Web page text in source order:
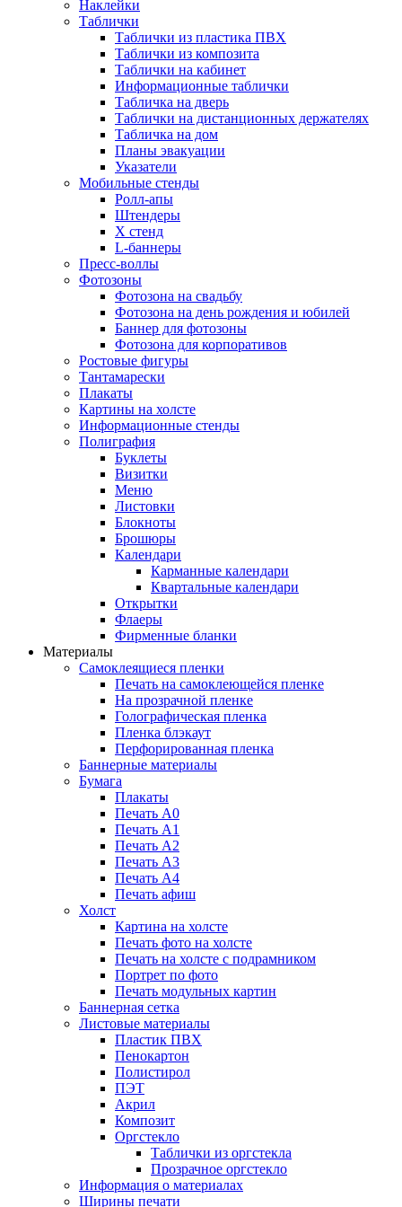
Наклейки
Таблички
Таблички из пластика ПВХ
Таблички из композита
Таблички на кабинет
Информационные таблички
Табличка на дверь
Таблички на дистанционных держателях
Табличка на дом
Планы эвакуации
Указатели
Мобильные стенды
Ролл-апы
Штендеры
Х стенд
L-баннеры
Пресс-воллы
Фотозоны
Фотозона на свадьбу
Фотозона на день рождения и юбилей
Баннер для фотозоны
Фотозона для корпоративов
Ростовые фигуры
Тантамарески
Плакаты
Картины на холсте
Информационные стенды
Полиграфия
Буклеты
Визитки
Меню
Листовки
Блокноты
Брошюры
Календари
Карманные календари
Квартальные календари
Открытки
Флаеры
Фирменные бланки
Материалы
Самоклеящиеся пленки
Печать на самоклеющейся пленке
На прозрачной пленке
Голографическая пленка
Пленка блэкаут
Перфорированная пленка
Баннерные материалы
Бумага
Плакаты
Печать А0
Печать А1
Печать А2
Печать А3
Печать А4
Печать афиш
Холст
Картина на холсте
Печать фото на холсте
Печать на холсте с подрамником
Портрет по фото
Печать модульных картин
Баннерная сетка
Листовые материалы
Пластик ПВХ
Пенокартон
Полистирол
ПЭТ
Акрил
Композит
Оргстекло
Таблички из оргстекла
Прозрачное оргстекло
Информация о материалах
Ширины печати